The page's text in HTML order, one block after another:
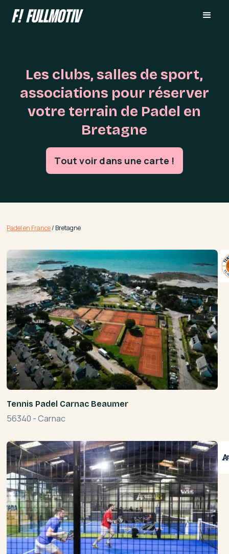
Les clubs, salles de sport,
associations pour réserver
votre terrain de Padel en
Bretagne
Tout voir dans une carte !
Padel en France/ Bretagne
Tennis Padel Carnac Beaumer
56340 -Carnac